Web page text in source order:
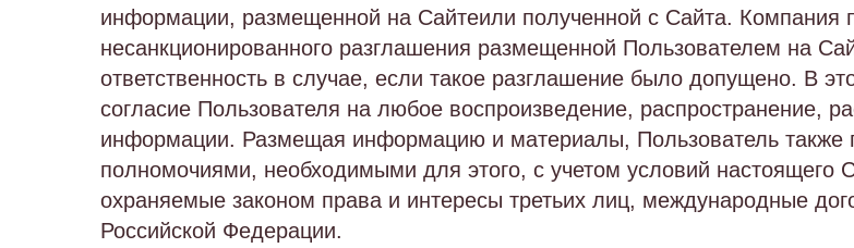
информации, размещенной на Сайтеили полученной с Сайта.
несанкционированного разглашения размещенной Пользователем на
ответственность в случае, если такое разглашение было допущено. В
согласие Пользователя на любое воспроизведение, распространение,
информации. Размещая информацию и материалы, Пользователь также
полномочиями, необходимыми для этого, с учетом условий настоящего
охраняемые законом права и интересы третьих лиц, международные
Российской Федерации.